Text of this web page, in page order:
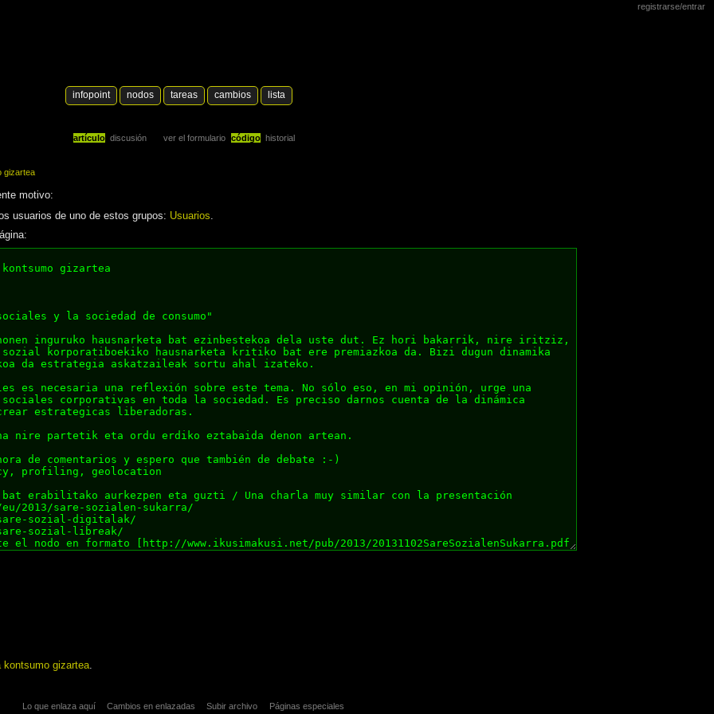
gizartea
motivo:
usuarios de uno de estos grupos: Usuarios.
kontsumo gizartea.
artículo discusión ver el formulario código historial
registrarse/entrar
infopoint nodos tareas cambios lista
Lo que enlaza aquí Cambios en enlazadas Subir archivo Páginas especiales